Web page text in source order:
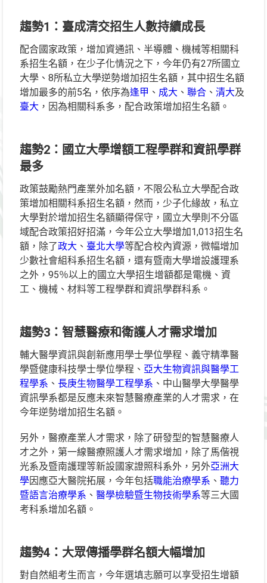
趨勢1 ：臺成清交招生人數持續成長
配合國家政策，增加資通訊、半導體、機械等相關科
系招生名額，在少子化情況之下，今年仍有27所國立
大學、8所私立大學逆勢增加招生名額，其中招生名額
增加最多的前5名，依序為逢甲 、 成大 、 聯合 、 清大及
臺大 ，因為相關科系多，配合政策增加招生名額。
趨勢2 ：國立大學增額工程學群和資訊學群
最多
政策鼓勵熱門產業外加名額，不限公私立大學配合政
策增加相關科系招生名額，然而，少子化緣故，私立
大學對於增加招生名額顯得保守，國立大學則不分區
域配合政策招好招滿，今年公立大學增加1,013招生名
額，除了政大 、 臺北大學等配合校內資源，微幅增加
少數社會組科系招生名額，還有暨南大學增設護理系
之外，95％以上的國立大學招生增額都是電機、資
工、機械、材料等工程學群和資訊學群科系。
趨勢3 ：智慧醫療和衛護人才需求增加
輔大醫學資訊與創新應用學士學位學程、義守精準醫
學暨健康科技學士學位學程、 亞大生物資訊與醫學工
程學系 、 長庚生物醫學工程學系 、中山醫學大學醫學
資訊學系都是反應未來智慧醫療產業的人才需求，在
今年逆勢增加招生名額。
另外，醫療產業人才需求，除了研發型的智慧醫療人
才之外，第一線醫療照護人才需求增加，除了馬偕視
光系及暨南護理等新設國家證照科系外，另外亞洲大
學因應亞大醫院拓展，今年包括職能治療學系 、 聽力
暨語言治療學系 、 醫學檢驗暨生物技術學系等三大國
考科系增加名額。
趨勢4 ：大眾傳播學群名額大幅增加
對自然組考生而言，今年選填志願可以享受招生增額